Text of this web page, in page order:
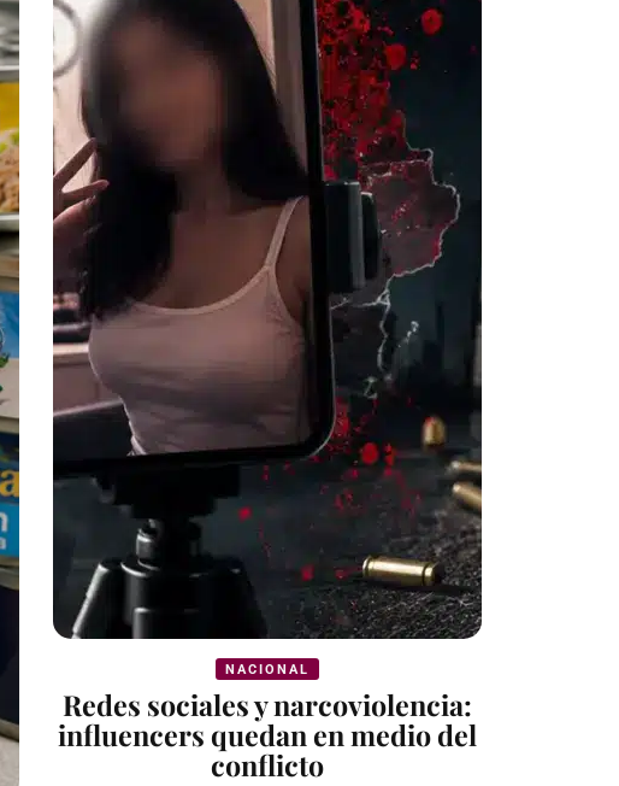
NACIONAL
Redes sociales y narcoviolencia:
influencers quedan en medio del
conflicto